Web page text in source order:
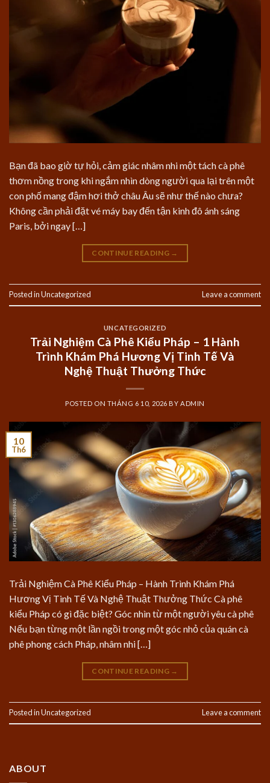
Bạn đã bao giờ tự hỏi, cảm giác nhâm nhi một tách cà phê
thơm nồng trong khi ngắm nhìn dòng người qua lại trên một
con phố mang đậm hơi thở châu Âu sẽ như thế nào chưa?
Không cần phải đặt vé máy bay đến tận kinh đô ánh sáng
Paris, bởi ngay […]
CONTINUE READING →
Posted inUncategorized Leave a comment
UNCATEGORIZED
Trải Nghiệm Cà Phê Kiểu Pháp – 1 Hành
Trình Khám Phá Hương Vị Tinh Tế Và
Nghệ Thuật Thưởng Thức
POSTED ON THÁNG 6 10, 2026 BY ADMIN
10
Th6
Trải Nghiệm Cà Phê Kiểu Pháp – Hành Trình Khám Phá
Hương Vị Tinh Tế Và Nghệ Thuật Thưởng Thức Cà phê
kiểu Pháp có gì đặc biệt? Góc nhìn từ một người yêu cà phê
Nếu bạn từng một lần ngồi trong một góc nhỏ của quán cà
phê phong cách Pháp, nhâm nhi […]
CONTINUE READING →
Posted inUncategorized Leave a comment
ABOUT